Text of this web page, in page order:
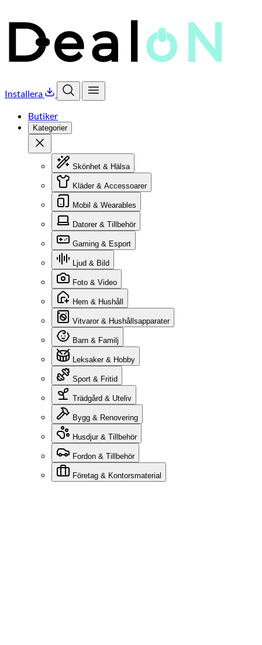
Installera
Öppna sökÖppna meny
Butiker
Kategorier
Stäng
Skönhet & Hälsa
Kläder & Accessoarer
Mobil & Wearables
Datorer & Tillbehör
Gaming & Esport
Ljud & Bild
Foto & Video
Hem & Hushåll
Vitvaror & Hushållsapparater
Barn & Familj
Leksaker & Hobby
Sport & Fritid
Trädgård & Uteliv
Bygg & Renovering
Husdjur & Tillbehör
Fordon & Tillbehör
Företag & Kontorsmaterial